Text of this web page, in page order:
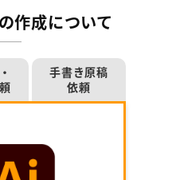
作成について
手書き原稿
依頼